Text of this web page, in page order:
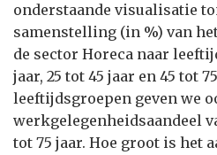
onderstaande visualisatie
samenstelling (in %) van
de sector Horeca naar
jaar, 25 tot 45 jaar en 45 tot
leeftijdsgroepen geven we
werkgelegenheidsaandeel
tot 75 jaar. Hoe groot is het